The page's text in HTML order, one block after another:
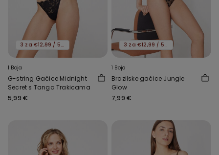
3 za €12,99 / 5 za €19,99
1 Boja
G-string Gaćice Midnight
Secret s Tanga Trakicama
5,99 €
3 za €12,99 / 5 za €19,99
1 Boja
Brazilske gaćice Jungle
Glow
7,99 €